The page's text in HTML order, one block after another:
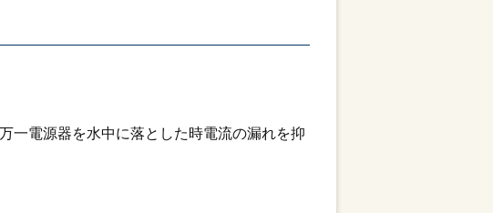
一電源器を水中に落とした時電流の漏れを抑